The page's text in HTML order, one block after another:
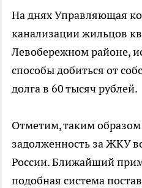
На днях Управляющая
канализации жильцов
Левобережном районе,
способы добиться от
долга в 60 тысяч рублей.
Отметим, таким образом
задолженность за ЖКУ
России. Ближайший
подобная система